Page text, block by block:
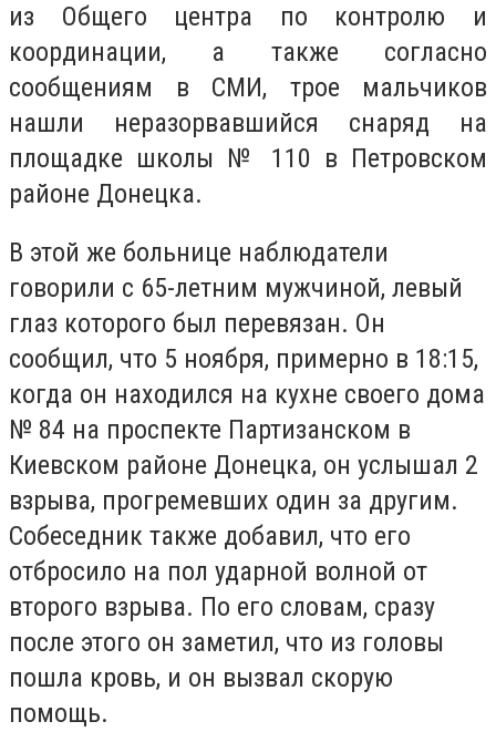
из Общего центра по контролю и
координации, а также согласно
сообщениям в СМИ, трое мальчиков
нашли неразорвавшийся снаряд на
площадке школы № 110 в Петровском
районе Донецка.
В этой же больнице наблюдатели
говорили с 65-летним мужчиной, левый
глаз которого был перевязан. Он
сообщил, что 5 ноября, примерно в 18:15,
когда он находился на кухне своего дома
№ 84 на проспекте Партизанском в
Киевском районе Донецка, он услышал 2
взрыва, прогремевших один за другим.
Собеседник также добавил, что его
отбросило на пол ударной волной от
второго взрыва. По его словам, сразу
после этого он заметил, что из головы
пошла кровь, и он вызвал скорую
помощь.